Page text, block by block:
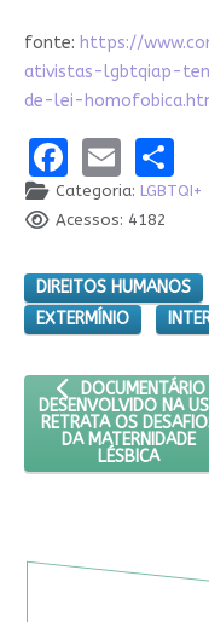
fonte: https://
ativistas-lgbtqiap-
de-lei-
Email
Categoria: LGBTQI+
Acessos: 4182
DIREITOS HUMANOS
EXTERMÍNIO
ARTIGO ANTERIOR:
DOCUMENTÁRIO
DESENVOLVIDO NA
RETRATA OS
DA MATERNIDADE
LÉSBICA